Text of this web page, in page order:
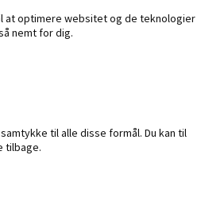
at optimere websitet og de teknologier
nemt for dig.
til alle disse formål. Du kan til
tilbage.